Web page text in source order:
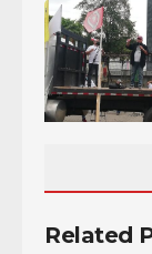
Related